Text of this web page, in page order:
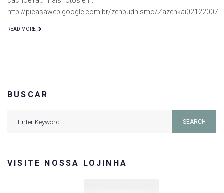
http://picasaweb.google.com.br/zenbudhismo/Zazenkai02122007
READ MORE
BUSCAR
SEARCH
VISITE NOSSA LOJINHA